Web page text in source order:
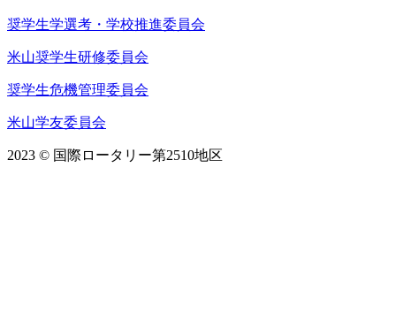
奨学生学選考・学校推進委員会
米山奨学生研修委員会
奨学生危機管理委員会
米山学友委員会
2023 © 国際ロータリー第2510地区